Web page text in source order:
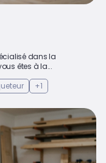
dans la
êtes à la...
+1